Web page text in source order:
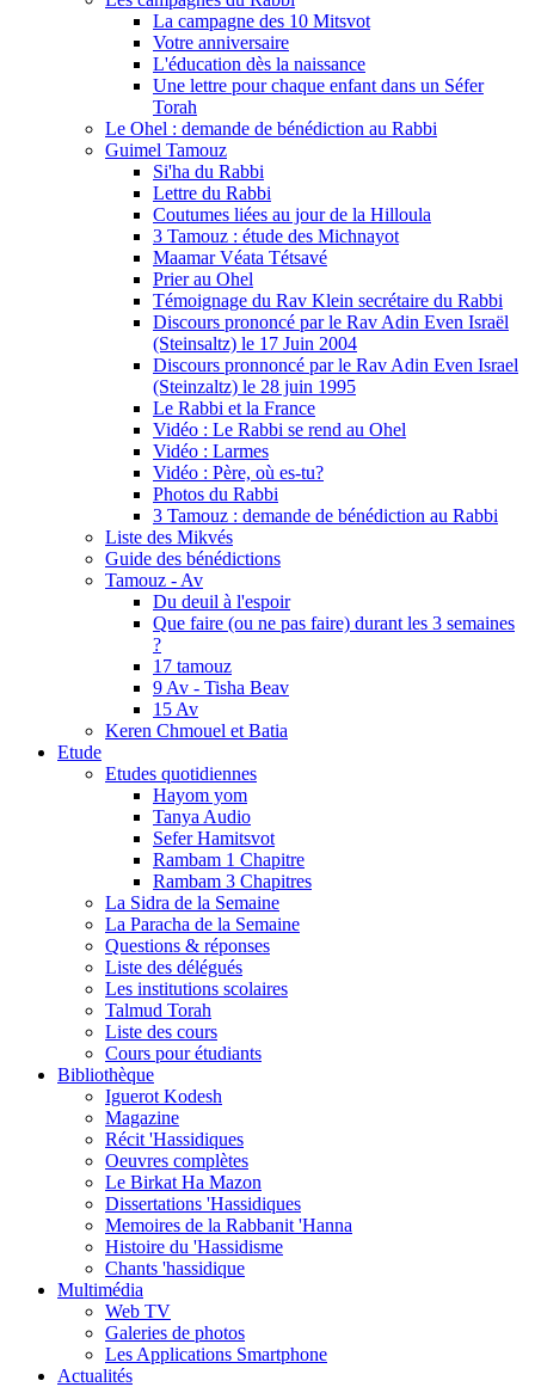
La campagne des 10 Mitsvot
Votre anniversaire
L'éducation dès la naissance
Une lettre pour chaque enfant dans un Séfer
Torah
Le Ohel : demande de bénédiction au Rabbi
Guimel Tamouz
Si'ha du Rabbi
Lettre du Rabbi
Coutumes liées au jour de la Hilloula
3 Tamouz : étude des Michnayot
Maamar Véata Tétsavé
Prier au Ohel
Témoignage du Rav Klein secrétaire du Rabbi
Discours prononcé par le Rav Adin Even Israël
(Steinsaltz) le 17 Juin 2004
Discours pronnoncé par le Rav Adin Even Israel
(Steinzaltz) le 28 juin 1995
Le Rabbi et la France
Vidéo : Le Rabbi se rend au Ohel
Vidéo : Larmes
Vidéo : Père, où es-tu?
Photos du Rabbi
3 Tamouz : demande de bénédiction au Rabbi
Liste des Mikvés
Guide des bénédictions
Tamouz - Av
Du deuil à l'espoir
Que faire (ou ne pas faire) durant les 3 semaines
?
17 tamouz
9 Av - Tisha Beav
15 Av
Keren Chmouel et Batia
Etude
Etudes quotidiennes
Hayom yom
Tanya Audio
Sefer Hamitsvot
Rambam 1 Chapitre
Rambam 3 Chapitres
La Sidra de la Semaine
La Paracha de la Semaine
Questions & réponses
Liste des délégués
Les institutions scolaires
Talmud Torah
Liste des cours
Cours pour étudiants
Bibliothèque
Iguerot Kodesh
Magazine
Récit 'Hassidiques
Oeuvres complètes
Le Birkat Ha Mazon
Dissertations 'Hassidiques
Memoires de la Rabbanit 'Hanna
Histoire du 'Hassidisme
Chants 'hassidique
Multimédia
Web TV
Galeries de photos
Les Applications Smartphone
Actualités